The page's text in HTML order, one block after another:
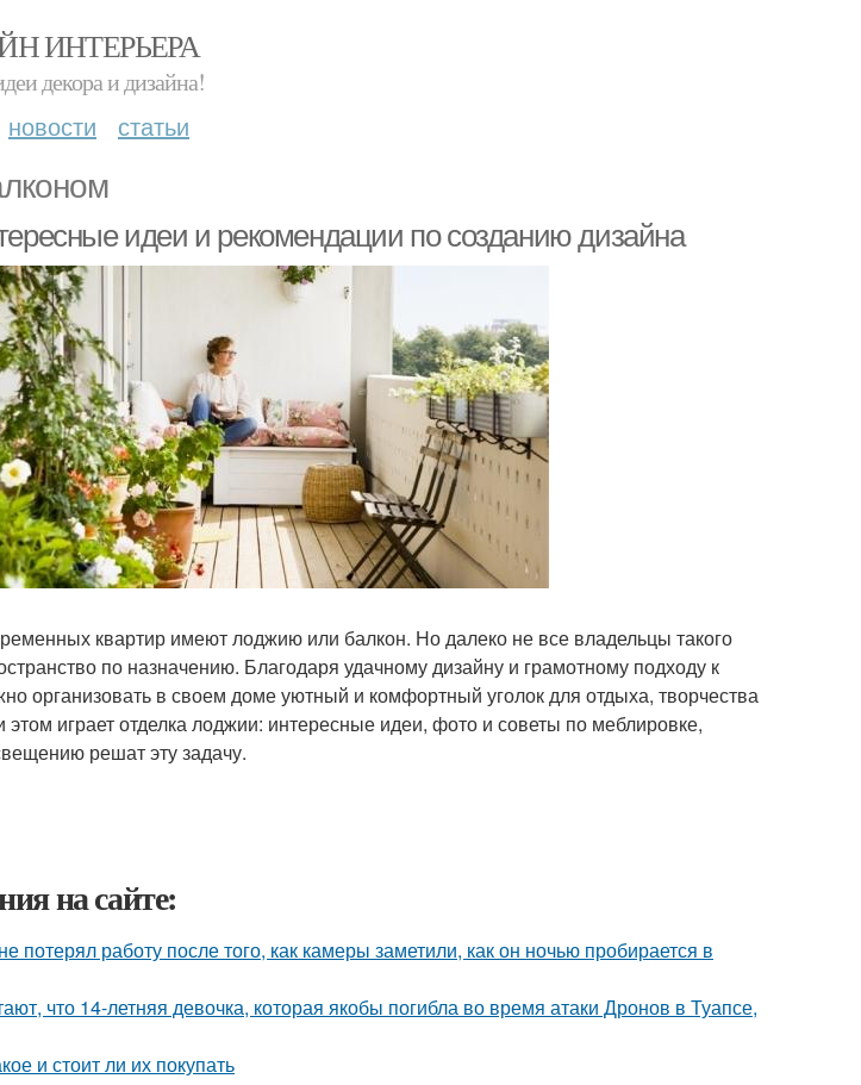
ИНТЕРЬЕРА
декора и дизайна!
новости статьи
идеи и рекомендации по созданию дизайна
квартир имеют лоджию или балкон. Но далеко не все владельцы такого
по назначению. Благодаря удачному дизайну и грамотному подходу к
организовать в своем доме уютный и комфортный уголок для отдыха, творчества
играет отделка лоджии: интересные идеи, фото и советы по меблировке,
решат эту задачу.
на сайте:
потерял работу после того, как камеры заметили, как он ночью пробирается в
что 14-летняя девочка, которая якобы погибла во время атаки Дронов в Туапсе,
и стоит ли их покупать